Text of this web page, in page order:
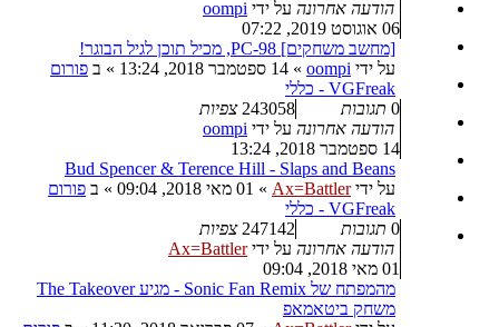
הודעה אחרונה על ידי oompi
06 אוגוסט 2019, 07:22
[מחשב משחקים] PC-98, מכיל תוכן לגיל הבוגר!
על ידי oompi
» 14 ספטמבר 2018, 13:24 » ב פורום
VGFreak - כללי
0 תגובות 243058 צפיות
הודעה אחרונה על ידי oompi
14 ספטמבר 2018, 13:24
Bud Spencer & Terence Hill - Slaps and Beans
על ידיAx=Battler
» 01 מאי 2018, 09:04 » ב פורום
VGFreak - כללי
0 תגובות 247142 צפיות
הודעה אחרונה על ידיAx=Battler
01 מאי 2018, 09:04
מהמפתח של Sonic Fan Remix - מגיע The Takeover
משחק ביטאמאפ